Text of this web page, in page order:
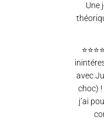
Une
avec
choc) !
j’ai